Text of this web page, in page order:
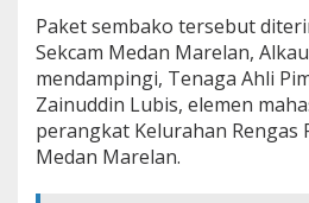
a
r
a
n
d
Paket sembako tersebut
Sekcam Medan Marelan,
mendampingi, Tenaga Ahli
Zainuddin Lubis, elemen
perangkat Kelurahan Rengas
Medan Marelan.